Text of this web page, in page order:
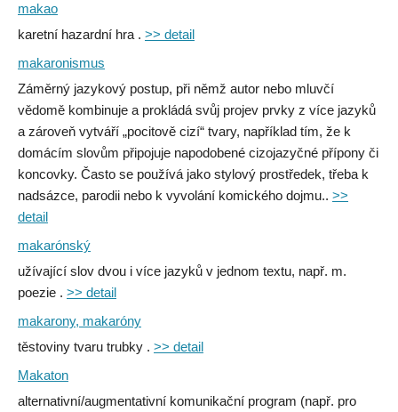
makao
karetní hazardní hra . >> detail
makaronismus
Záměrný jazykový postup, při němž autor nebo mluvčí
vědomě kombinuje a prokládá svůj projev prvky z více jazyků
a zároveň vytváří „pocitově cizí“ tvary, například tím, že k
domácím slovům připojuje napodobené cizojazyčné přípony či
koncovky. Často se používá jako stylový prostředek, třeba k
nadsázce, parodii nebo k vyvolání komického dojmu.. >>
detail
makarónský
užívající slov dvou i více jazyků v jednom textu, např. m.
poezie . >> detail
makarony, makaróny
těstoviny tvaru trubky . >> detail
Makaton
alternativní/augmentativní komunikační program (např. pro